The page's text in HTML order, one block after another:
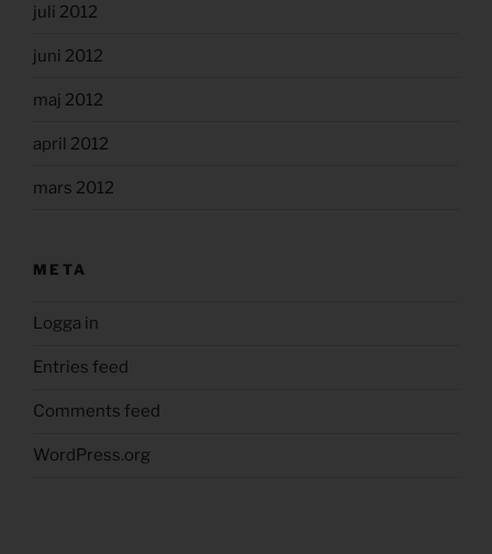
juli 2012
juni 2012
maj 2012
april 2012
mars 2012
META
Logga in
Entries feed
Comments feed
WordPress.org